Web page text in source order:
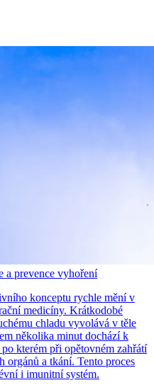
a prevence vyhoření
konceptu rychle mění v
medicíny. Krátkodobé
chladu vyvolává v těle
několika minut dochází k
kterém při opětovném zahřátí
orgánů a tkání. Tento proces
i imunitní systém.